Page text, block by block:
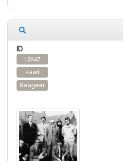
13647
Kaart
Reageer